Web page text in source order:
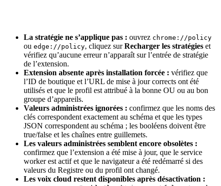
La stratégie ne s’applique pas : ouvrez chrome://policy
ou edge://policy, cliquez surRecharger les stratégies et
vérifiez qu’aucune erreur n’apparaît sur l’entrée de stratégie
de l’extension.
Extension absente après installation forcée : vérifiez que
l’ID de boutique et l’URL de mise à jour corrects ont été
utilisés et que le profil est attribué à la bonne OU ou au bon
groupe d’appareils.
Valeurs administrées ignorées : confirmez que les noms des
clés correspondent exactement au schéma et que les types
JSON correspondent au schéma ; les booléens doivent être
true/false et les chaînes entre guillemets.
Les valeurs administrées semblent encore obsolètes :
confirmez que l’extension a été mise à jour, que le service
worker est actif et que le navigateur a été redémarré si des
valeurs du Registre ou du profil ont changé.
Les voix cloud restent disponibles après désactivation :